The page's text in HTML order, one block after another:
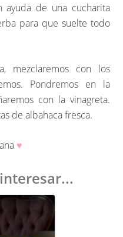
ayuda de una cucharita
para que suelte todo
mezclaremos con los
Pondremos en la
con la vinagreta.
de albahaca fresca.
♥